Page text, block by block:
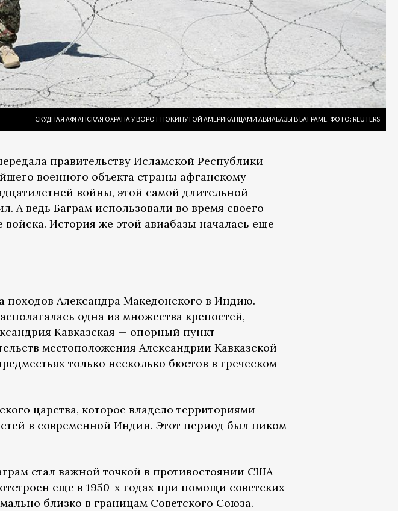
СКУДНАЯ АФГАНСКАЯ ОХРАНА У ВОРОТ ПОКИНУТОЙ АМЕРИКАНЦАМИ АВИАБАЗЫ В БАГРАМЕ. ФОТО: REUTERS
правительству Исламской Республики
военного объекта страны афганскому
войны, этой самой длительной
А ведь Баграм использовали во время своего
войска. История же этой авиабазы началась еще
Александра Македонского в Индию.
одна из множества крепостей,
Кавказская — опорный пункт
местоположения Александрии Кавказской
только несколько бюстов в греческом
царства, которое владело территориями
в современной Индии. Этот период был пиком
стал важной точкой в противостоянии США
отстроен еще в 1950-х годах при помощи советских
близко в границам Советского Союза.